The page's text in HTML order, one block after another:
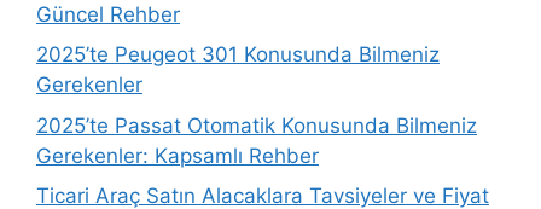
Güncel Rehber
2025’te Peugeot 301 Konusunda Bilmeniz
Gerekenler
2025’te Passat Otomatik Konusunda Bilmeniz
Gerekenler: Kapsamlı Rehber
Ticari Araç Satın Alacaklara Tavsiyeler ve Fiyat